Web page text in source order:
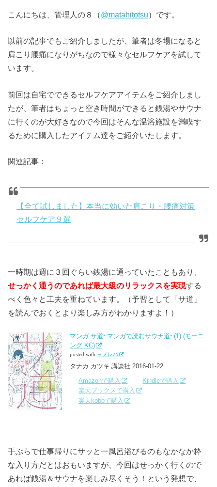
こんにちは、管理人の８（@matahitotsu）です。
以前の記事でもご紹介しましたが、筆者は冬場になると
肩こり腰痛になりがちなので様々なセルフケアを試して
います。
前回は自宅でできるセルフケアアイテムをご紹介しまし
たが、筆者はちょっと空き時間ができると銭湯やサウナ
に行くのが大好きなので今回はそんな温浴施設を満喫す
るために購入したアイテム達をご紹介いたします。
関連記事：
【全て試しました】本当に効いた肩こり・腰痛対策
セルフケア９選
一時期は週に３回ぐらい銭湯に通っていたこともあり、
せっかく通うのであれば最大級のリラックスを実現する
べく色々と工夫を重ねています。（予習として「サ道」
を読んでおくとより楽しみ方がわかりますよ！）
マンガ サ道~マンガで読むサウナ道~(1) (モーニ
ング KC)
posted with ヨメレバ
タナカ カツキ 講談社 2016-01-22
Amazonで購入
Kindleで購入
楽天ブックスで購入
楽天koboで購入
手ぶらで仕事帰りにサッと一風呂浴びるのもなかなか粋
な入り方だとはおもいますが、今回はせっかく行くので
あれば銭湯＆サウナを楽しみ尽くそう！という発想で、